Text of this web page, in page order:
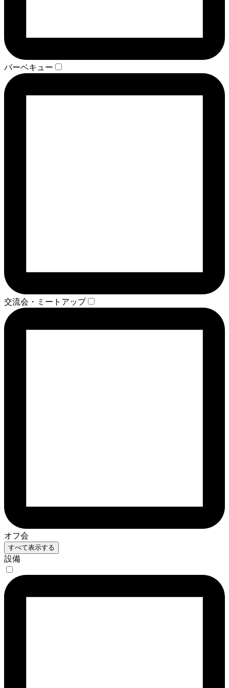
バーベキュー
交流会・ミートアップ
オフ会
すべて表示する
設備